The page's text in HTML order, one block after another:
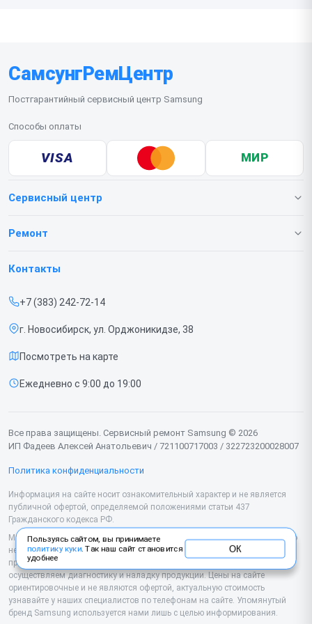
СамсунгРемЦентр
Постгарантийный сервисный центр Samsung
Способы оплаты
VISA МИР
Сервисный центр
О нашем сервисе
Срочный ремонт
Доставка и способы оплаты
Диагностика
Контакты
Ремонт
Телефонов
Принтеров
Кондиционеров
Микроволновых печей
Наушников
Варочных панелей
Посудомоечных машин
Контакты
+7 (383) 242-72-14
г. Новосибирск, ул. Орджоникидзе, 38
Посмотреть на карте
Ежедневно с 9:00 до 19:00
Все права защищены. Сервисный ремонт Samsung © 2026
ИП Фадеев Алексей Анатольевич / 721100717003 / 322723200028007
Политика конфиденциальности
Информация на сайте носит ознакомительный характер и не является
публичной офертой, определяемой положениями статьи 437
Гражданского кодекса РФ.
Мы специализируемся на обслуживании и ремонте техники Samsung, но
не являемся их официальным представителем. Предоставляем
профессиональные услуги после истечения гарантии, а также
осуществляем диагностику и наладку продукции. Цены на сайте
ориентировочные и не являются офертой, актуальную стоимость
узнавайте у наших специалистов по телефонам на сайте. Упомянутый
бренд Samsung используется нами лишь с целью информирования.
Пользуясь сайтом, вы принимаете
политику куки. Так наш сайт становится
удобнее
ОК